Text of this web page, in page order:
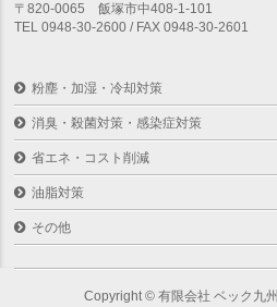
〒820-0065 飯塚市中408-1-101
TEL 0948-30-2600 / FAX 0948-30-2601
粉塵・加湿・冷却対策
消臭・殺菌対策・感染症対策
省エネ・コスト削減
油脂対策
その他
Copyright ©有限会社 ベック九州